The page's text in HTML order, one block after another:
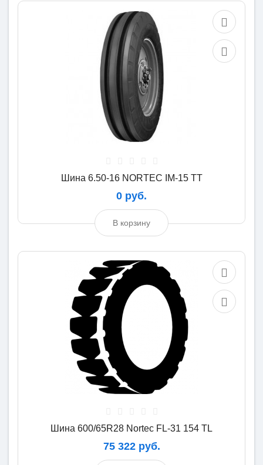
Шина 6.50-16 NORTEC IM-15 TT
0 руб.
В корзину
Шина 600/65R28 Nortec FL-31 154 TL
75 322 руб.